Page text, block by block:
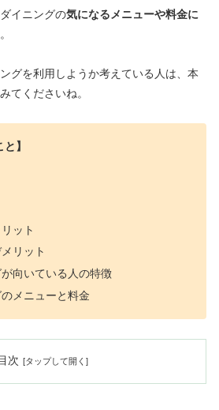
イニングの気になるメニューや料金に
グを利用しようか考えている人は、本
てくださいね。
】
ット
リット
向いている人の特徴
メニューと料金
次